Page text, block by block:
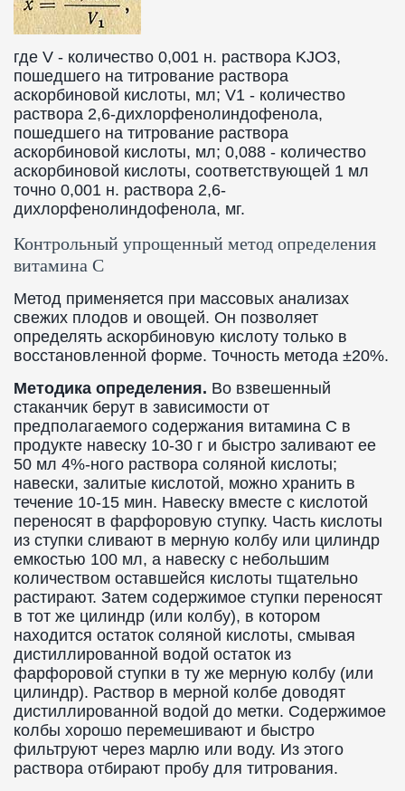
где V - количество 0,001 н. раствора KJO3,
пошедшего на титрование раствора
аскорбиновой кислоты, мл; V1 - количество
раствора 2,6-дихлорфенолиндофенола,
пошедшего на титрование раствора
аскорбиновой кислоты, мл; 0,088 - количество
аскорбиновой кислоты, соответствующей 1 мл
точно 0,001 н. раствора 2,6-
дихлорфенолиндофенола, мг.
Контрольный упрощенный метод определения
витамина С
Метод применяется при массовых анализах
свежих плодов и овощей. Он позволяет
определять аскорбиновую кислоту только в
восстановленной форме. Точность метода ±20%.
Методика определения. Во взвешенный
стаканчик берут в зависимости от
предполагаемого содержания витамина C в
продукте навеску 10-30 г и быстро заливают ее
50 мл 4%-ного раствора соляной кислоты;
навески, залитые кислотой, можно хранить в
течение 10-15 мин. Навеску вместе с кислотой
переносят в фарфоровую ступку. Часть кислоты
из ступки сливают в мерную колбу или цилиндр
емкостью 100 мл, а навеску с небольшим
количеством оставшейся кислоты тщательно
растирают. Затем содержимое ступки переносят
в тот же цилиндр (или колбу), в котором
находится остаток соляной кислоты, смывая
дистиллированной водой остаток из
фарфоровой ступки в ту же мерную колбу (или
цилиндр). Раствор в мерной колбе доводят
дистиллированной водой до метки. Содержимое
колбы хорошо перемешивают и быстро
фильтруют через марлю или воду. Из этого
раствора отбирают пробу для титрования.